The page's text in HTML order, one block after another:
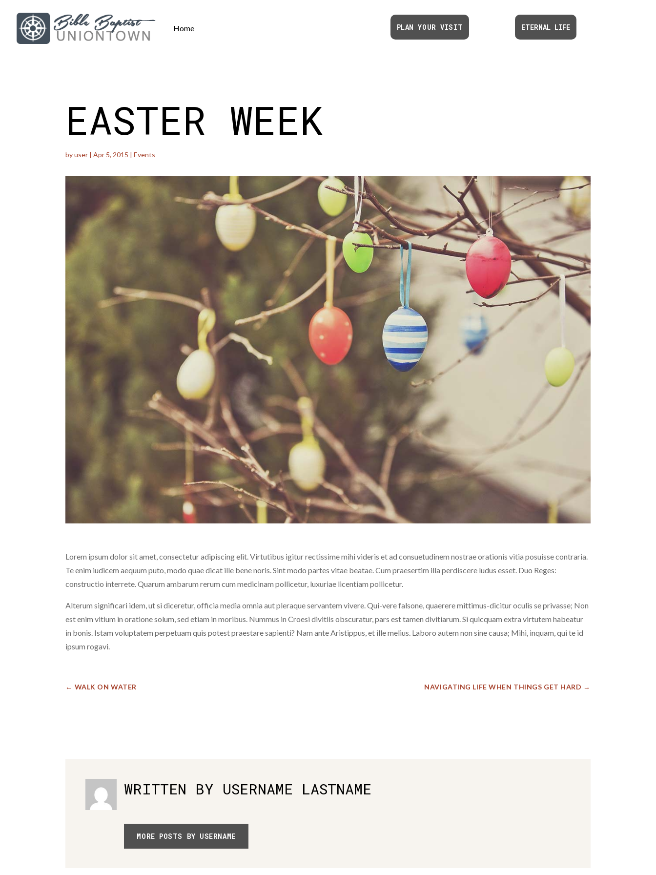
Home PLAN YOUR VISIT ETERNAL LIFE
EASTER WEEK
byuser |Apr 5, 2015 |Events
Lorem ipsum dolor sit amet, consectetur adipiscing elit. Virtutibus igitur rectissime mihi videris et ad consuetudinem nostrae orationis vitia posuisse contraria.
Te enim iudicem aequum puto, modo quae dicat ille bene noris. Sint modo partes vitae beatae. Cum praesertim illa perdiscere ludus esset. Duo Reges:
constructio interrete. Quarum ambarum rerum cum medicinam pollicetur, luxuriae licentiam pollicetur.
Alterum significari idem, ut si diceretur, officia media omnia aut pleraque servantem vivere. Qui-vere falsone, quaerere mittimus-dicitur oculis se privasse; Non
est enim vitium in oratione solum, sed etiam in moribus. Nummus in Croesi divitiis obscuratur, pars est tamen divitiarum. Si quicquam extra virtutem habeatur
in bonis. Istam voluptatem perpetuam quis potest praestare sapienti? Nam ante Aristippus, et ille melius. Laboro autem non sine causa; Mihi, inquam, qui te id
ipsum rogavi.
← WALK ON WATER NAVIGATING LIFE WHEN THINGS GET HARD →
WRITTEN BY USERNAME LASTNAME
MORE POSTS BY USERNAME